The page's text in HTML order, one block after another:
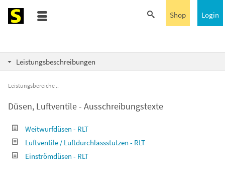
Login
Shop
Leistungsbeschreibungen
Leistungsbereiche
Düsen, Luftventile - Ausschreibungstexte
Weitwurfdüsen - RLT
Luftventile / Luftdurchlassstutzen - RLT
Einströmdüsen - RLT